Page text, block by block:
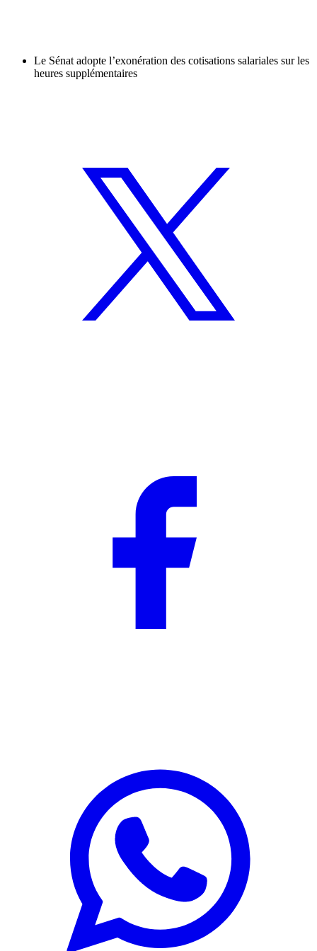
Le Sénat adopte l’exonération des cotisations salariales sur les
heures supplémentaires